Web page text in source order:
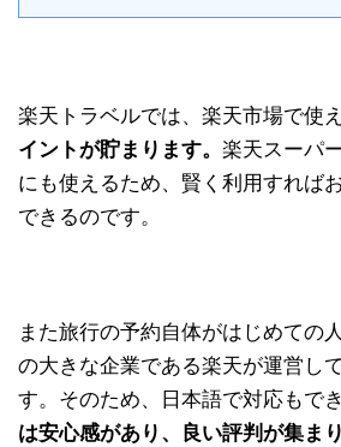
楽天トラベルでは、楽天市場で使
イントが貯まります。 楽天スーパ
にも使えるため、賢く利用すれば
できるのです。
また旅行の予約自体がはじめての
の大きな企業である楽天が運営し
す。そのため、日本語で対応もで
は安心感があり、良い評判が集まり